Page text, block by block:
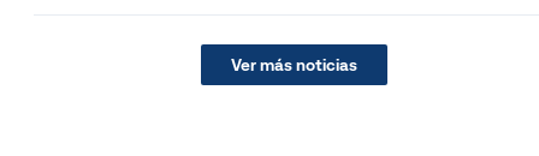
Ver más noticias